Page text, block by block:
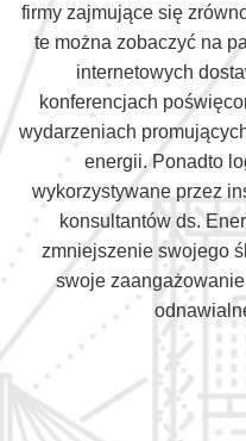
firmy zajmujące się
te można zobaczyć na
internetowych
konferencjach
wydarzeniach
energii. Ponadto
wykorzystywane przez
konsultantów ds.
zmniejszenie swojego
swoje